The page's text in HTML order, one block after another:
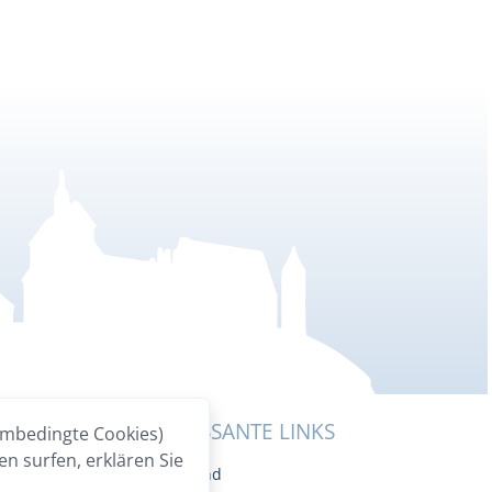
Cookies)
surfen, erklären Sie
INTERESSANTE LINKS
Breitband